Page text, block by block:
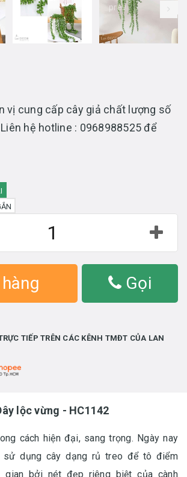
prev
vị cung cấp cây giả chất lượng số
hệ hotline : 0968988525 để
Gọi
TIẾP TRÊN CÁC KÊNH TMĐT CỦA LAN
lộc vừng - HC1142
cách hiện đại, sang trọng. Ngày nay
sử dụng cây dạng rủ treo để tô điểm
gian bởi nét đẹp riêng biệt của cành